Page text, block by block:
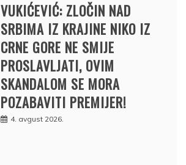
VUKIĆEVIĆ: ZLOČIN NAD
SRBIMA IZ KRAJINE NIKO IZ
CRNE GORE NE SMIJE
PROSLAVLJATI, OVIM
SKANDALOM SE MORA
POZABAVITI PREMIJER!
4. avgust 2026.